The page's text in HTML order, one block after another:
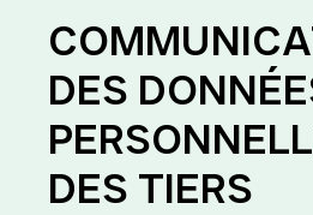
DES
DES TIERS